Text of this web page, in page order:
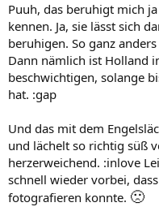
Puuh, das beruhigt mich
kennen. Ja, sie lässt sich
beruhigen. So ganz
Dann nämlich ist Holland
beschwichtigen, solange
hat. :gap
Und das mit dem
und lächelt so richtig süß
herzerweichend. :inlove
schnell wieder vorbei,
fotografieren konnte. 🙁